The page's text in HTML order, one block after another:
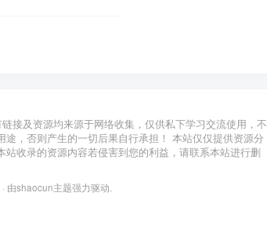
接及资源均来源于网络收集，仅供私下学习交流使用，不
途，否则产生的一切后果自行承担！ 本站仅仅提供资源分
站收录的资源内容若侵害到您的利益，请联系本站进行删
· 由shaocun主题强力驱动.